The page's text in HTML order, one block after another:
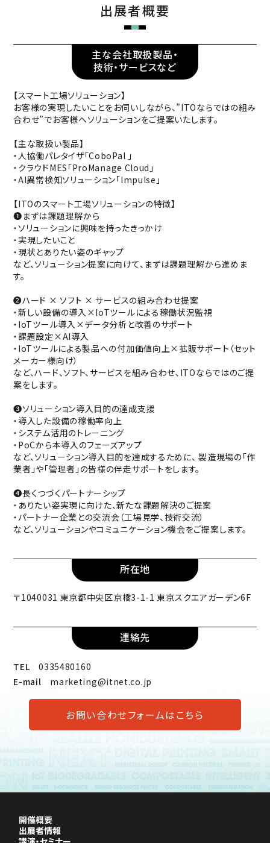
出展者概要
主な会社取扱製品・
技術・サービスなど
【スマート工場ソリューション】
お客様の実現したいことをお伺いしながら、”ITOならではの組み
合わせ”でお客様へソリューションをご提案いたします。
【主な取扱い製品】
・人協働パレタイザ「CoboPal 」
・クラウドMES「ProManage Cloud」
・AI異常検知ソリューション「Impulse」
【ITOのスマート工場ソリューションの特徴】
❶まずは課題理解から
・ソリューションに興味を持ったきっかけ
・実現したいこと
・現状とありたい姿のギャップ
など、ソリューション提案に向けて、まずは課題理解から進めま
す。
❷ハード × ソフト × サービスの組み合わせ提案
・新しい設備の導入×IoTツールによる稼働状況監視
・IoTツール導入×データ分析と改善のサポート
・課題設定×AI導入
・IoTツールによる製品への付加価値向上×拡販サポート（セット
メーカー様向け）
など、ハード、ソフト、サービスを組み合わせ、ITOならではのご提
案をします。
❸ソリューション導入目的の達成支援
・導入した設備の稼働率向上
・システム活用のトレーニング
・PoCから本導入のフェーズアップ
など、ソリューション導入目的を達成するために、 製造現場の「作
業者」や「管理者」の皆様の伴走サポートをします。
❹長くつづくパートナーシップ
・ありたい姿実現に向けた、新たな課題解決のご提案
・パートナー企業との交流会（工場見学、技術交流）
など、ソリューションやコミュニケーション機会をご提案します。
所在地
〒1040031 東京都中央区京橋3-1-1 東京スクエアガーデン6F
連絡先
TEL 0335480160
E-mail marketing@itnet.co.jp
お問い合わせフォームはこちら
開催概要
出展者情報